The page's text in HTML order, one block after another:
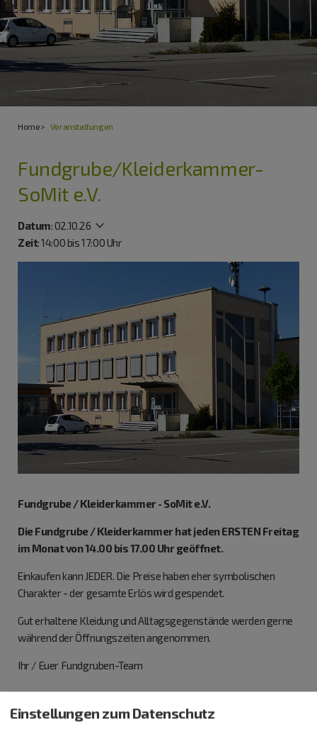
Home Veranstaltungen
Fundgrube/Kleiderkammer-
SoMit e.V.
Datum:02.10.26
Zeit: 14:00 bis 17:00 Uhr
Fundgrube / Kleiderkammer - SoMit e.V.
Die Fundgrube / Kleiderkammer hat jeden ERSTEN Freitag
im Monat von 14.00 bis 17.00 Uhr geöffnet.
Einkaufen kann JEDER. Die Preise haben eher symbolischen
Charakter - der gesamte Erlös wird gespendet.
Gut erhaltene Kleidung und Alltagsgegenstände werden gerne
während der Öffnungszeiten angenommen.
Ihr / Euer Fundgruben-Team
Info: 0170 6632021
Einstellungen zum Datenschutz